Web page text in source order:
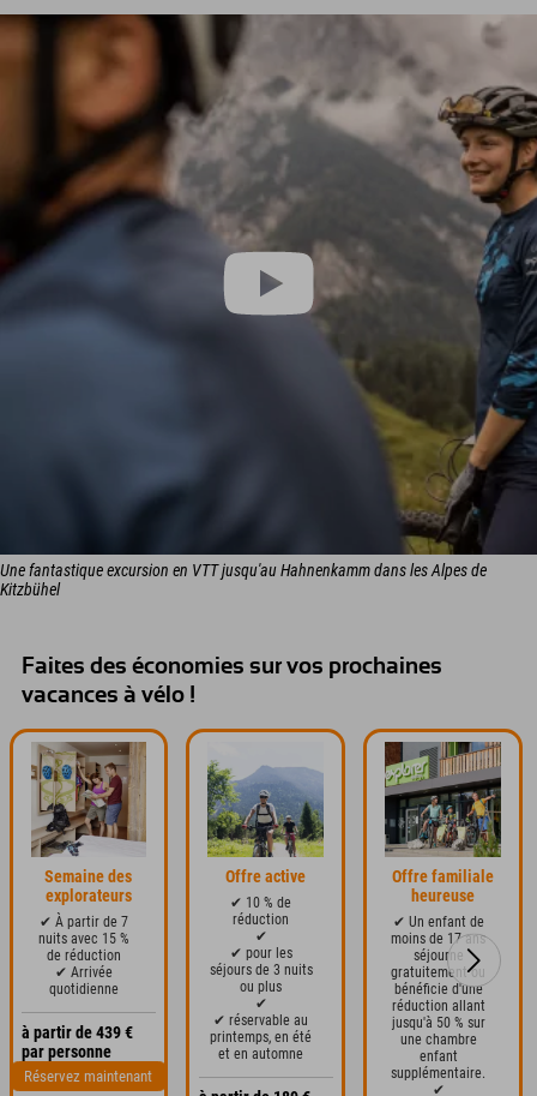
Une fantastique excursion en VTT jusqu'au Hahnenkamm dans les Alpes de
Kitzbühel
Faites des économies sur vos prochaines
vacances à vélo !
Semaine des
explorateurs
✔ À partir de 7
nuits avec 15 %
de réduction
✔ Arrivée
quotidienne
à partir de 439 €
par personne
Réservez maintenant
Offre active
✔ 10 % de
réduction
✔
✔ pour les
séjours de 3 nuits
ou plus
✔
✔ réservable au
printemps, en été
et en automne
Offre familiale
heureuse
✔ Un enfant de
moins de 17 ans
séjourne
gratuitement ou
bénéficie d'une
réduction allant
jusqu'à 50 % sur
une chambre
enfant
supplémentaire.
✔